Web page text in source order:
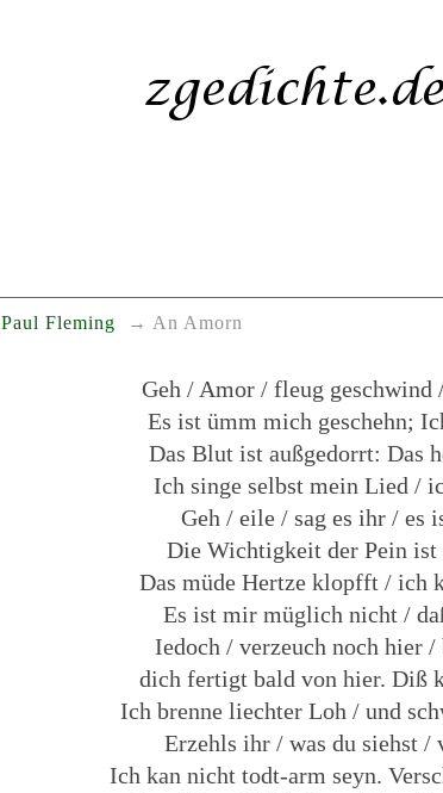
Paul Fleming An Amorn
Geh / Amor / fleug geschwind
Es ist ümm mich geschehn;
Das Blut ist außgedorrt: Das
Ich singe selbst mein Lied /
Geh / eile / sag es ihr / es
Die Wichtigkeit der Pein ist
Das müde Hertze klopfft / ich
Es ist mir müglich nicht /
Iedoch / verzeuch noch hier
dich fertigt bald von hier. Diß
Ich brenne liechter Loh / und
Erzehls ihr / was du siehst /
Ich kan nicht todt-arm seyn.